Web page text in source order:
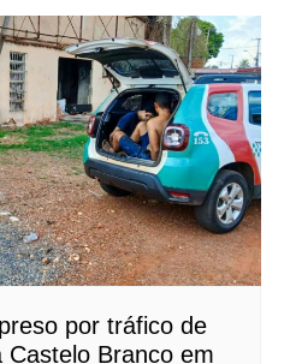
por tráfico de
Branco em